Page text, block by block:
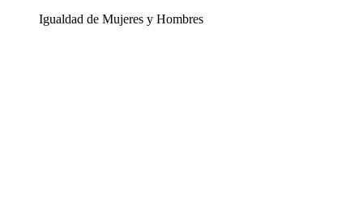
Igualdad de Mujeres y Hombres